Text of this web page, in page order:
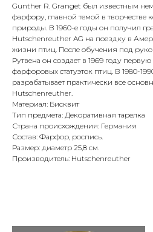
Gunther R. Granget был известным
фарфору, главной темой в творчестве
природы. В 1960-е годы он получил
Hutschenreuther AG на поездку в
жизни птиц. После обучения под
Рутвена он создает в 1969 году
фарфоровых статуэток птиц. В 1980-
разрабатывает практически все
Hutschenreuther.
Материал: Бисквит
Тип предмета: Декоративная тарелка
Страна происхождения: Германия
Состав: Фарфор, роспись.
Размер: диаметр 25,8 см.
Производитель: Hutschenreuther